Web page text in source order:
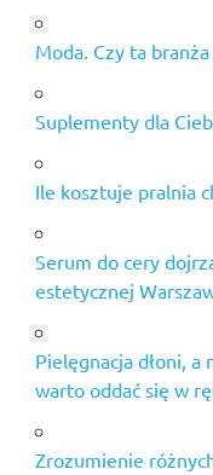
Moda. Czy ta
Suplementy dla
Ile kosztuje pralnia
Serum do cery
estetycznej
Pielęgnacja dłoni, a
warto oddać się w
Zrozumienie